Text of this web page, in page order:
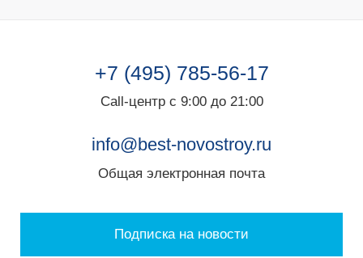
+7 (495) 785-56-17
Call-центр с 9:00 до 21:00
info@best-novostroy.ru
Общая электронная почта
Подписка на новости